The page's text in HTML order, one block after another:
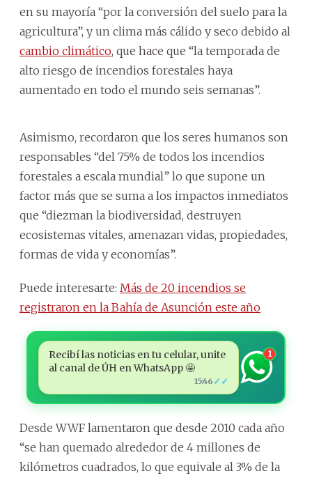
en su mayoría “por la conversión del suelo para la
agricultura”, y un clima más cálido y seco debido al
cambio climático, que hace que “la temporada de
alto riesgo de incendios forestales haya
aumentado en todo el mundo seis semanas”.
Asimismo, recordaron que los seres humanos son
responsables “del 75% de todos los incendios
forestales a escala mundial” lo que supone un
factor más que se suma a los impactos inmediatos
que “diezman la biodiversidad, destruyen
ecosistemas vitales, amenazan vidas, propiedades,
formas de vida y economías”.
Puede interesarte: Más de 20 incendios se
registraron en la Bahía de Asunción este año
Recibí las noticias en tu celular, unite
al canal de ÚH en WhatsApp 🤩
15:46 ✓✓
1
Desde WWF lamentaron que desde 2010 cada año
“se han quemado alrededor de 4 millones de
kilómetros cuadrados, lo que equivale al 3% de la